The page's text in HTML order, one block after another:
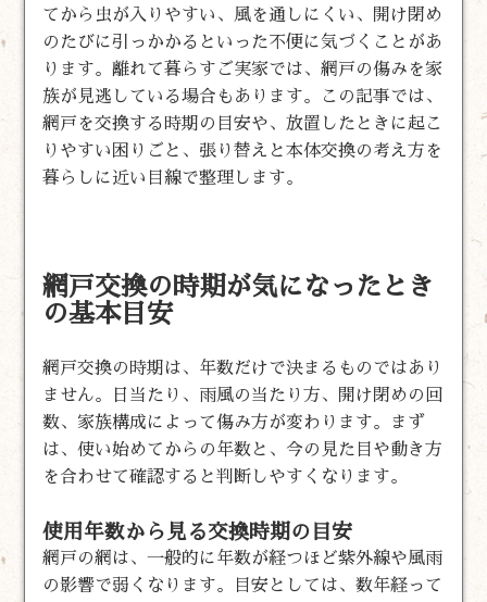
てから虫が入りやすい、風を通しにくい、開け閉め
のたびに引っかかるといった不便に気づくことがあ
ります。離れて暮らすご実家では、網戸の傷みを家
族が見逃している場合もあります。この記事では、
網戸を交換する時期の目安や、放置したときに起こ
りやすい困りごと、張り替えと本体交換の考え方を
暮らしに近い目線で整理します。
網戸交換の時期が気になったとき
の基本目安
網戸交換の時期は、年数だけで決まるものではあり
ません。日当たり、雨風の当たり方、開け閉めの回
数、家族構成によって傷み方が変わります。まず
は、使い始めてからの年数と、今の見た目や動き方
を合わせて確認すると判断しやすくなります。
使用年数から見る交換時期の目安
網戸の網は、一般的に年数が経つほど紫外線や風雨
の影響で弱くなります。目安としては、数年経って